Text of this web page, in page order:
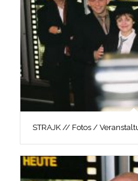
STRAJK // Fotos /